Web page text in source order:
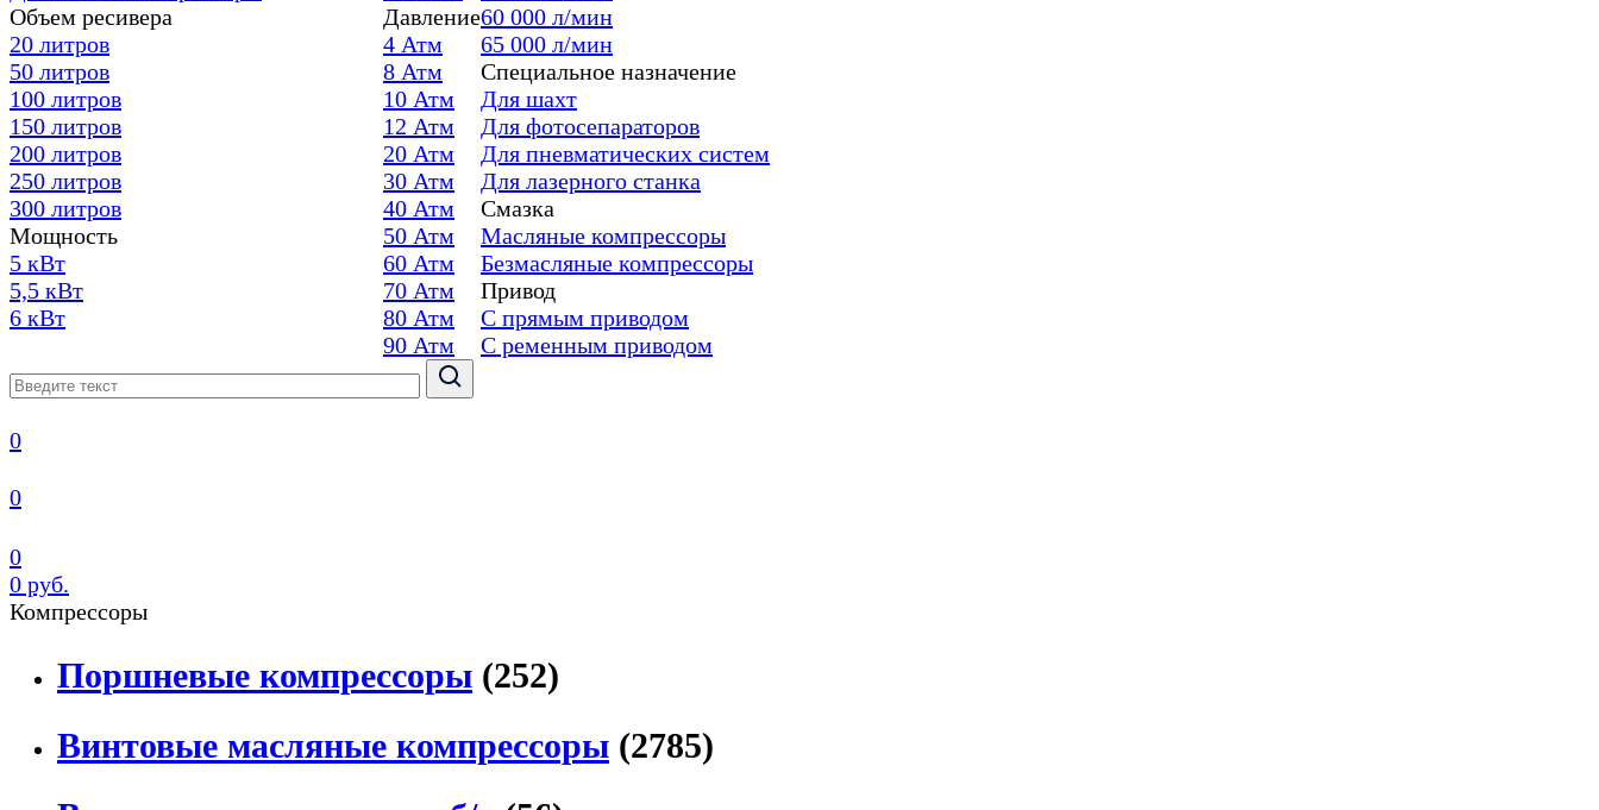
Объем ресивера
20 литров
50 литров
100 литров
150 литров
200 литров
250 литров
300 литров
Мощность
5 кВт
5,5 кВт
6 кВт
Давление
4 Атм
8 Атм
10 Атм
12 Атм
20 Атм
30 Атм
40 Атм
50 Атм
60 Атм
70 Атм
80 Атм
90 Атм
60 000 л/мин
65 000 л/мин
Специальное назначение
Для шахт
Для фотосепараторов
Для пневматических систем
Для лазерного станка
Смазка
Масляные компрессоры
Безмасляные компрессоры
Привод
С прямым приводом
С ременным приводом
0
0
0
0 руб.
Компрессоры
Поршневые компрессоры (252)
Винтовые масляные компрессоры (2785)